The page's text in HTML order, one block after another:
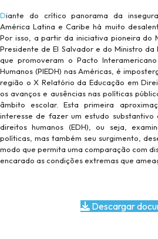
Diante do crítico panorama da insegurança e da criminalidade na
América Latina e Caribe há muito
Por isso, a partir da iniciativa pioneira do
Presidente de El Salvador e do Ministro
que promoveram o Pacto
Humanos (PIEDH) nas Américas, é
região o X Relatório da Educação em
os avanços e ausências nas políticas
âmbito escolar. Esta primeira
interesse de fazer um estudo
direitos humanos (EDH), ou seja,
políticas, mas também seu surgimento,
modo que permita uma comparação com
encarado as condições extremas que
Descargar